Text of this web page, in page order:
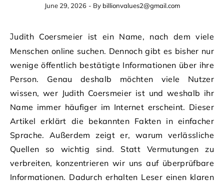
June 29, 2026 - By billionvalues2@gmail.com
Judith Coersmeier ist ein Name, nach dem viele
Menschen online suchen. Dennoch gibt es bisher nur
wenige öffentlich bestätigte Informationen über ihre
Person. Genau deshalb möchten viele Nutzer
wissen, wer Judith Coersmeier ist und weshalb ihr
Name immer häufiger im Internet erscheint. Dieser
Artikel erklärt die bekannten Fakten in einfacher
Sprache. Außerdem zeigt er, warum verlässliche
Quellen so wichtig sind. Statt Vermutungen zu
verbreiten, konzentrieren wir uns auf überprüfbare
Informationen. Dadurch erhalten Leser einen klaren